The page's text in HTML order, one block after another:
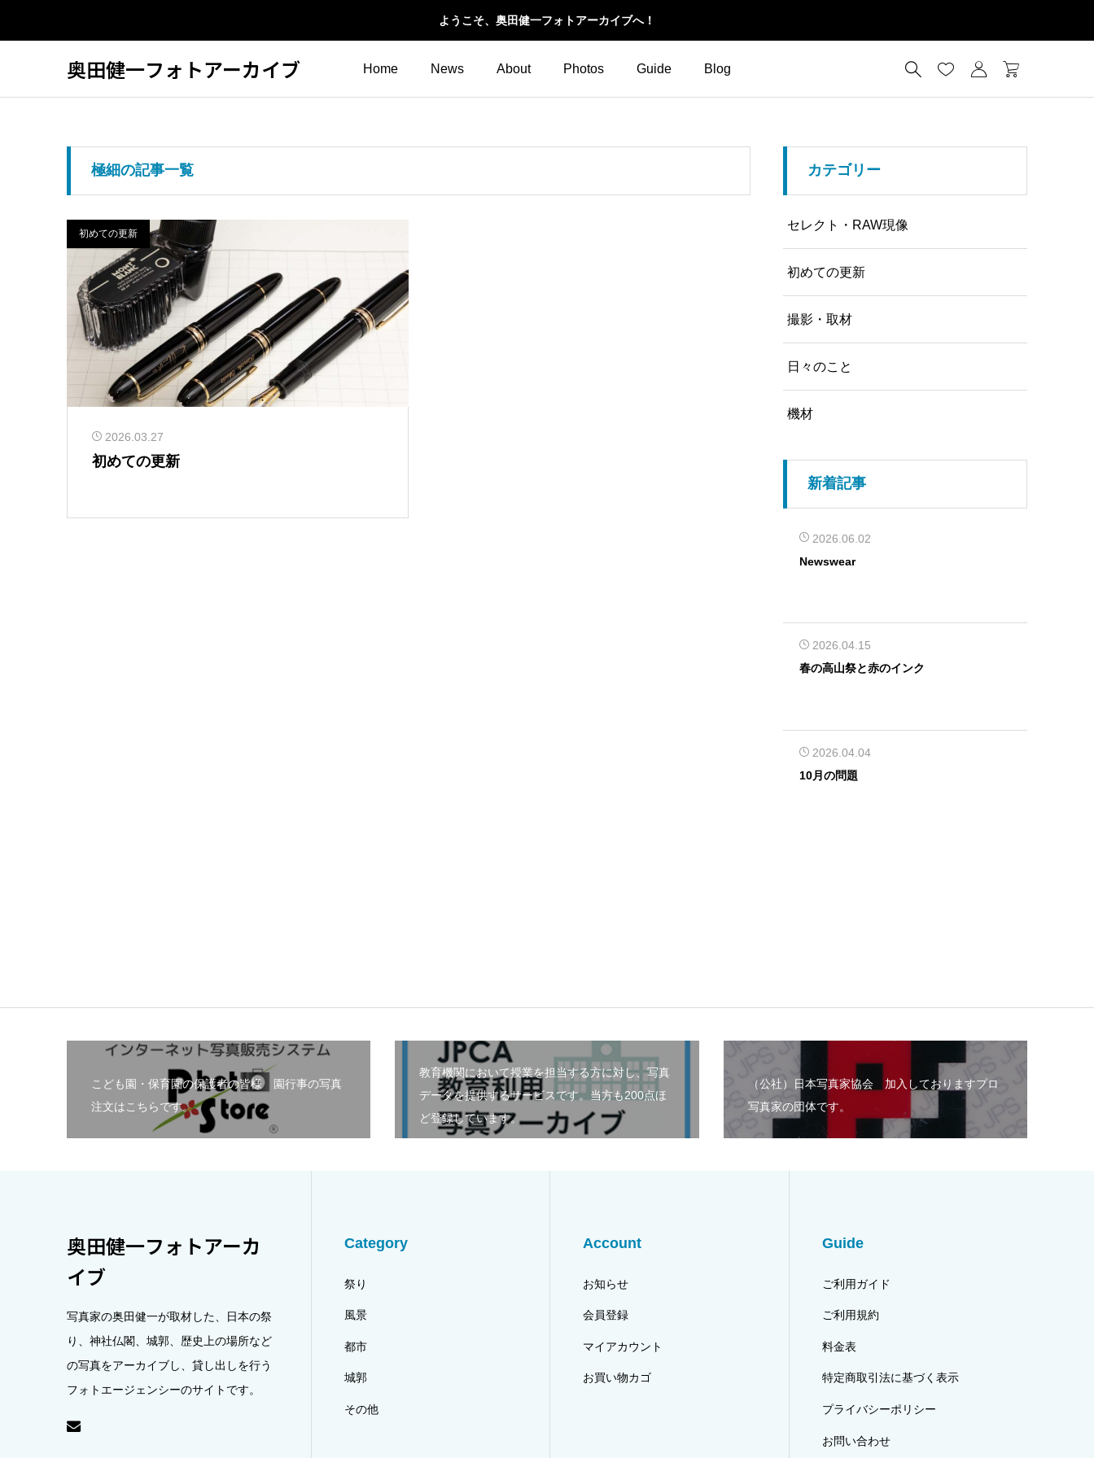
ようこそ、奥田健一フォトアーカイブへ！
奥田健一フォトアーカイブ Home News About Photos Guide Blog    
極細の記事一覧
初めての更新
2026.03.27
初めての更新
カテゴリー
セレクト・RAW現像
初めての更新
撮影・取材
日々のこと
機材
新着記事
2026.06.02
Newswear
2026.04.15
春の高山祭と赤のインク
2026.04.04
10月の問題
こども園・保育園の保護者の皆様 園行事の写真
注文はこちらです。
教育機関において授業を担当する方に対し、写真
データを提供するサービスです。当方も200点ほ
ど登録しています。
（公社）日本写真家協会 加入しておりますプロ
写真家の団体です。
奥田健一フォトアーカ
イブ
写真家の奥田健一が取材した、日本の祭
り、神社仏閣、城郭、歴史上の場所など
の写真をアーカイブし、貸し出しを行う
フォトエージェンシーのサイトです。
Category
祭り
風景
都市
城郭
その他
Account
お知らせ
会員登録
マイアカウント
お買い物カゴ
Guide
ご利用ガイド
ご利用規約
料金表
特定商取引法に基づく表示
プライバシーポリシー
お問い合わせ